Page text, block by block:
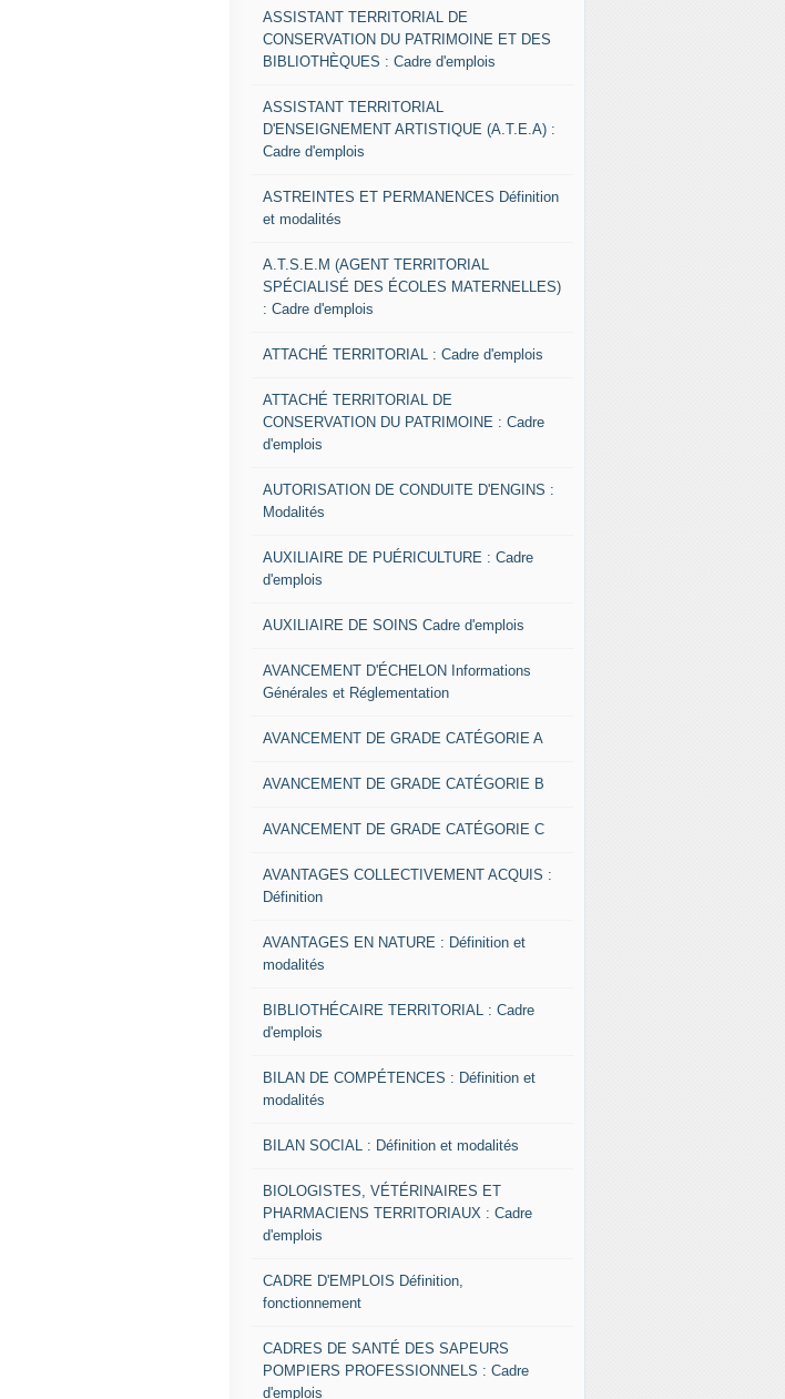
ASSISTANT TERRITORIAL DE
CONSERVATION DU PATRIMOINE ET DES
BIBLIOTHÈQUES : Cadre d'emplois
ASSISTANT TERRITORIAL
D'ENSEIGNEMENT ARTISTIQUE (A.T.E.A) :
Cadre d'emplois
ASTREINTES ET PERMANENCES Définition
et modalités
A.T.S.E.M (AGENT TERRITORIAL
SPÉCIALISÉ DES ÉCOLES MATERNELLES)
: Cadre d'emplois
ATTACHÉ TERRITORIAL : Cadre d'emplois
ATTACHÉ TERRITORIAL DE
CONSERVATION DU PATRIMOINE : Cadre
d'emplois
AUTORISATION DE CONDUITE D'ENGINS :
Modalités
AUXILIAIRE DE PUÉRICULTURE : Cadre
d'emplois
AUXILIAIRE DE SOINS Cadre d'emplois
AVANCEMENT D'ÉCHELON Informations
Générales et Réglementation
AVANCEMENT DE GRADE CATÉGORIE A
AVANCEMENT DE GRADE CATÉGORIE B
AVANCEMENT DE GRADE CATÉGORIE C
AVANTAGES COLLECTIVEMENT ACQUIS :
Définition
AVANTAGES EN NATURE : Définition et
modalités
BIBLIOTHÉCAIRE TERRITORIAL : Cadre
d'emplois
BILAN DE COMPÉTENCES : Définition et
modalités
BILAN SOCIAL : Définition et modalités
BIOLOGISTES, VÉTÉRINAIRES ET
PHARMACIENS TERRITORIAUX : Cadre
d'emplois
CADRE D'EMPLOIS Définition,
fonctionnement
CADRES DE SANTÉ DES SAPEURS
POMPIERS PROFESSIONNELS : Cadre
d'emplois